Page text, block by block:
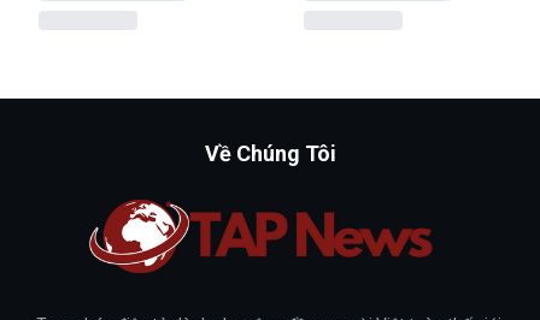
Về Chúng Tôi